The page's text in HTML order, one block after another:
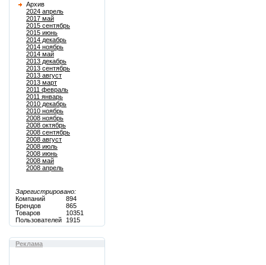
Архив
2024 апрель
2017 май
2015 сентябрь
2015 июнь
2014 декабрь
2014 ноябрь
2014 май
2013 декабрь
2013 сентябрь
2013 август
2013 март
2011 февраль
2011 январь
2010 декабрь
2010 ноябрь
2008 ноябрь
2008 октябрь
2008 сентябрь
2008 август
2008 июль
2008 июнь
2008 май
2008 апрель
Зарегистрировано:
Компаний
894
Брендов
865
Товаров
10351
Пользователей
1915
Реклама